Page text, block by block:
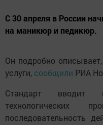
С 30 апреля в России
на маникюр и педикюр.
Он подробно
услуги, сообщили РИА
Стандарт вводит
технологических
последовательность